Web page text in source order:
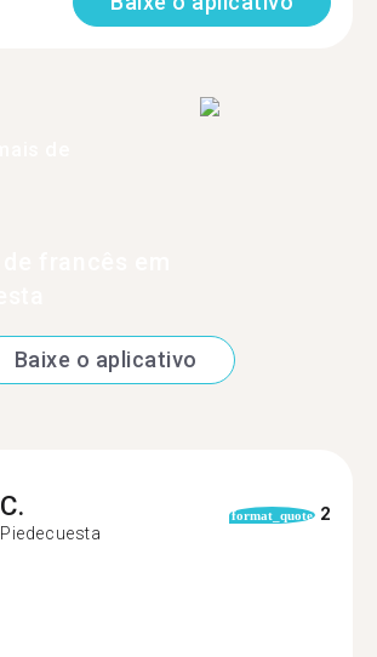
Baixe o aplicativo
C.
Piedecuesta
format_quote 2